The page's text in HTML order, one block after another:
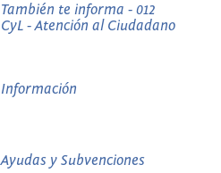
También te informa - 012
CyL - Atención al Ciudadano
Información
Ayudas y Subvenciones